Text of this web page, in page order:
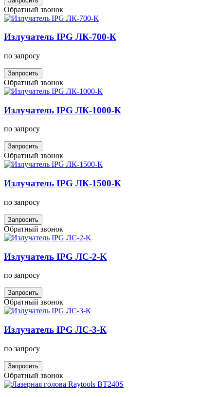
Обратный звонок
Излучатель IPG ЛК-700-К
по запросу
Запросить
Обратный звонок
Излучатель IPG ЛК-1000-К
по запросу
Запросить
Обратный звонок
Излучатель IPG ЛК-1500-К
по запросу
Запросить
Обратный звонок
Излучатель IPG ЛС-2-K
по запросу
Запросить
Обратный звонок
Излучатель IPG ЛС-3-К
по запросу
Запросить
Обратный звонок